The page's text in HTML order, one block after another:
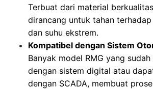
Terbuat dari material
dirancang untuk tahan
dan suhu ekstrem.
Kompatibel dengan Sistem
Banyak model RMG yang
dengan sistem digital atau
dengan SCADA, membuat